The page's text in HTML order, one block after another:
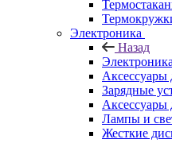
Электроника
Назад
Электроника
Аксессуары
Зарядные
Аксессуары
Лампы и
Жесткие